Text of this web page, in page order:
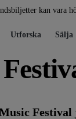
kan vara
Utforska Sälja
Festival